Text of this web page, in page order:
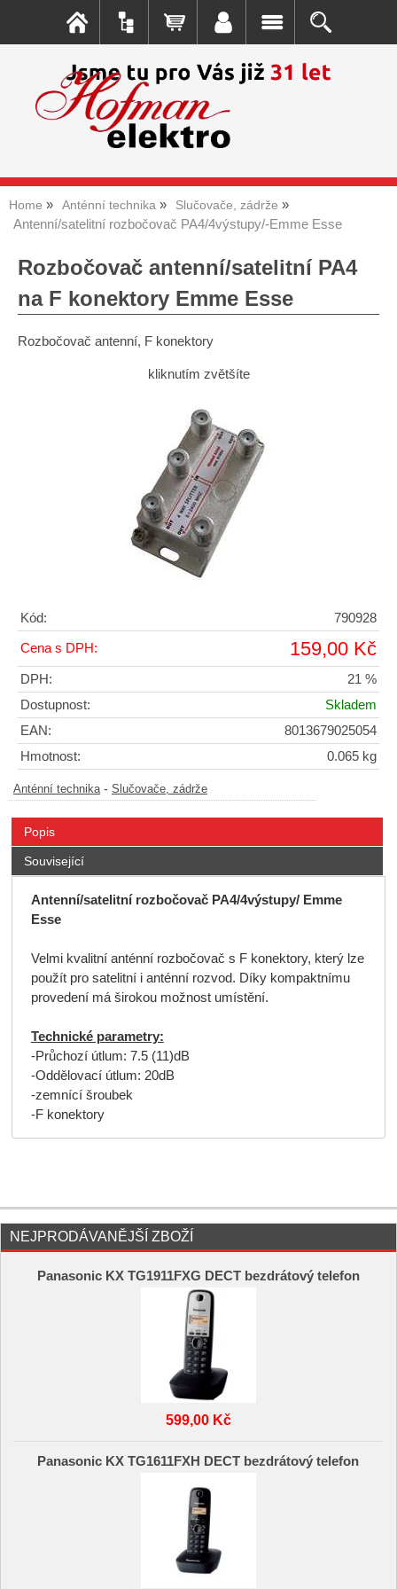
Home Anténní technika Slučovače, zádrže
Antenní/satelitní rozbočovač PA4/4výstupy/-Emme Esse
Rozbočovač antenní/satelitní PA4
na F konektory Emme Esse
Rozbočovač antenní, F konektory
kliknutím zvětšíte
Kód: 790928
Cena s DPH: 159,00 Kč
DPH:
21 %
Dostupnost:
Skladem
EAN:
8013679025054
Hmotnost:
0.065 kg
Anténní technika- Slučovače, zádrže
Popis
Související
Antenní/satelitní rozbočovač PA4/4výstupy/ Emme
Esse
Velmi kvalitní anténní rozbočovač s F konektory, který lze
použít pro satelitní i anténní rozvod. Díky kompaktnímu
provedení má širokou možnost umístění.
Technické parametry:
-Průchozí útlum: 7.5 (11)dB
-Oddělovací útlum: 20dB
-zemnící šroubek
-F konektory
NEJPRODÁVANĚJŠÍ ZBOŽÍ
Panasonic KX TG1911FXG DECT bezdrátový telefon
599,00 Kč
Panasonic KX TG1611FXH DECT bezdrátový telefon